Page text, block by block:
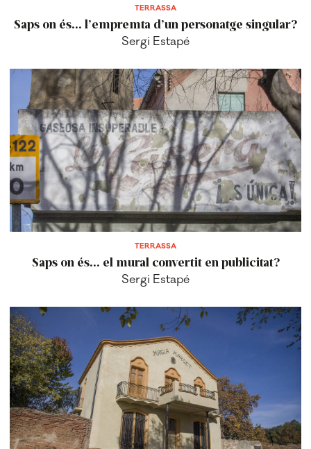
TERRASSA
Saps on és... l’empremta d’un personatge singular?
Sergi Estapé
TERRASSA
Saps on és... el mural convertit en publicitat?
Sergi Estapé